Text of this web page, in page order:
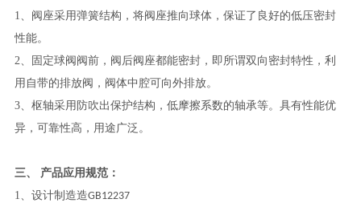
1
、阀座采用弹簧结构，将阀座推向球体，保证了良好的低压密封
性能。
2 、固定球阀阀前，阀后阀座都能密封，即所谓双向密封特性，利
用自带的排放阀，阀体中腔可向外排放。
3、枢轴采用防吹出保护结构，低摩擦系数的轴承等。具有性能优
异，可靠性高，用途广泛。
三、 产品应用规范：
1
、设计制造造GB12237